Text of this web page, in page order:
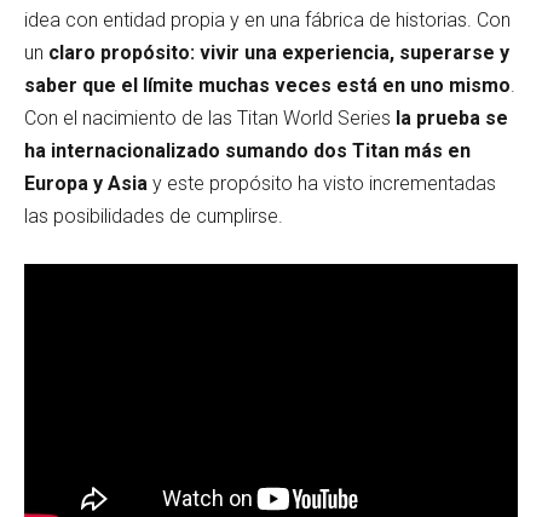
idea con entidad propia y en una fábrica de historias. Con
un claro propósito: vivir una experiencia, superarse y
saber que el límite muchas veces está en uno mismo
Con el nacimiento de las Titan World Series la prueba se
ha internacionalizado sumando dos Titan más en
Europa y Asia y este propósito ha visto incrementadas
las posibilidades de cumplirse.